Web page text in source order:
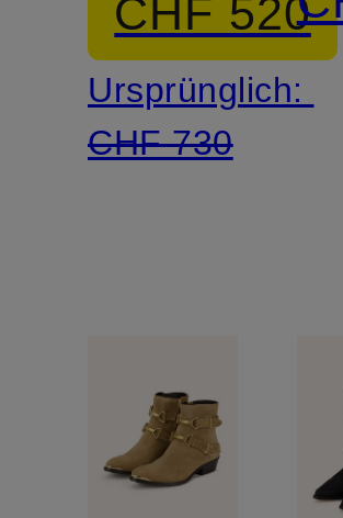
outs
CHF 520
Ursprünglich:
CHF 730